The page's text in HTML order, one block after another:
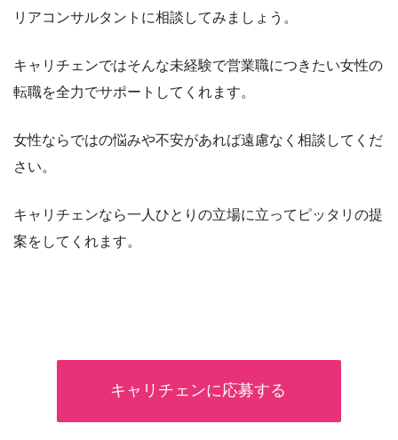
リアコンサルタントに相談してみましょう。
キャリチェンではそんな未経験で営業職につきたい女性の
転職を全力でサポートしてくれます。
女性ならではの悩みや不安があれば遠慮なく相談してくだ
さい。
キャリチェンなら一人ひとりの立場に立ってピッタリの提
案をしてくれます。
キャリチェンに応募する